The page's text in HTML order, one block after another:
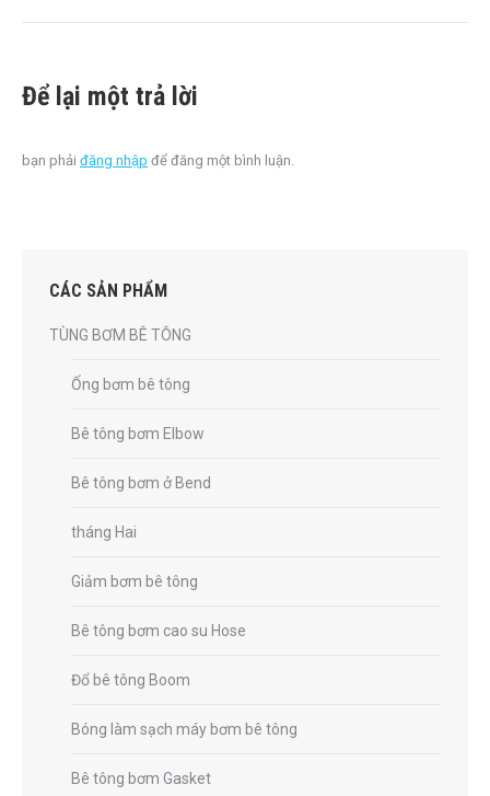
Để lại một trả lời
bạn phải đăng nhập để đăng một bình luận.
CÁC SẢN PHẨM
TÙNG BƠM BÊ TÔNG
Ống bơm bê tông
Bê tông bơm Elbow
Bê tông bơm ở Bend
tháng Hai
Giảm bơm bê tông
Bê tông bơm cao su Hose
Đổ bê tông Boom
Bóng làm sạch máy bơm bê tông
Bê tông bơm Gasket